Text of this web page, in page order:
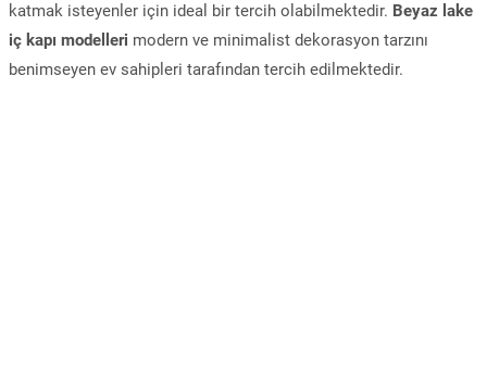
katmak isteyenler için ideal bir tercih olabilmektedir. Beyaz lake
iç kapı modelleri modern ve minimalist dekorasyon tarzını
benimseyen ev sahipleri tarafından tercih edilmektedir.